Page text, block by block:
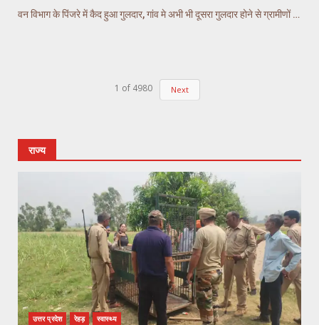
वन विभाग के पिंजरे में कैद हुआ गुलदार, गांव मे अभी भी दूसरा गुलदार होने से ग्रामीणों में भय का माहौल
1 of 4980 Next
राज्य
उत्तर प्रदेश रेहड़ स्वास्थ्य